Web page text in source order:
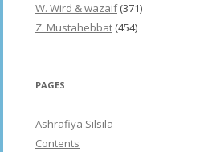
W. Wird & wazaif(371)
Z. Mustahebbat (454)
PAGES
Ashrafiya Silsila
Contents